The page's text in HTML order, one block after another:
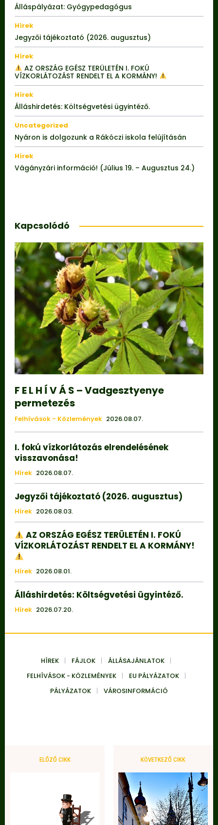
Álláspályázat: Gyógypedagógus
Hírek
Jegyzői tájékoztató (2026. augusztus)
Hírek
AZ ORSZÁG EGÉSZ TERÜLETÉN I. FOKÚ
VÍZKORLÁTOZÁST RENDELT EL A KORMÁNY!
Hírek
Álláshirdetés: Költségvetési ügyintéző.
Uncategorized
Nyáron is dolgozunk a Rákóczi iskola felújításán
Hírek
Vágányzári információ! (Július 19. – Augusztus 24.)
Kapcsolódó
F E L H Í V Á S – Vadgesztyenye
permetezés
Felhívások - Közlemények 2026.08.07.
I. fokú vízkorlátozás elrendelésének
visszavonása!
Hírek 2026.08.07.
Jegyzői tájékoztató (2026. augusztus)
Hírek 2026.08.03.
AZ ORSZÁG EGÉSZ TERÜLETÉN I. FOKÚ
VÍZKORLÁTOZÁST RENDELT EL A KORMÁNY!
Hírek 2026.08.01.
Álláshirdetés: Költségvetési ügyintéző.
Hírek 2026.07.20.
HÍREK FÁJLOK
ÁLLÁSAJÁNLATOK
FELHÍVÁSOK - KÖZLEMÉNYEK
EU PÁLYÁZATOK
PÁLYÁZATOK
VÁROSINFORMÁCIÓ
ELŐZŐ CIKK KÖVETKEZŐ CIKK